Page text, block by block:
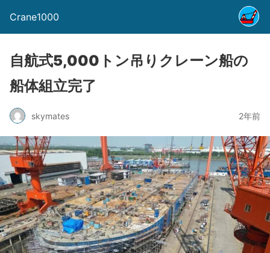
Crane1000
自航式5,000トン吊りクレーン船の
船体組立完了
skymates 2年前